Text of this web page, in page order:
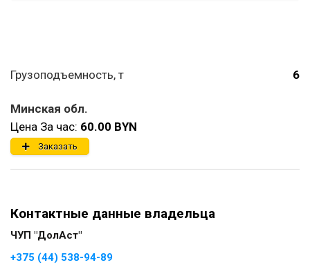
Грузоподъемность, т 6
Минская обл.
Цена За час: 60.00 BYN
Заказать
Контактные данные владельца
ЧУП "ДолАст"
+375 (44) 538-94-89